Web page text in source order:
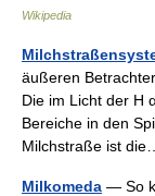
Wikipedia
äußeren
Die im Licht der H
Bereiche in den
Milchstraße ist
Milkomeda — So